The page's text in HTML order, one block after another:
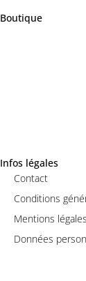
Boutique
Infos légales
Contact
Conditions
Mentions légales
Données